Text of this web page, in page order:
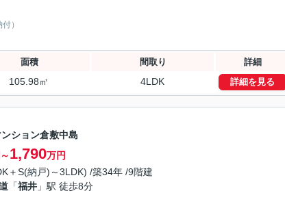
）
面積 間取り 詳細
105.98㎡ 4LDK 詳細を見る
ション倉敷中島
1,790万円
＋S(納戸)～3LDK) /築34年 /9階建
「福井 」駅 徒歩8分